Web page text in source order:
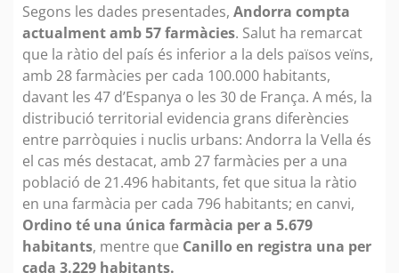
Segons les dades presentades, Andorra compta
actualment amb 57 farmàcies. Salut ha remarcat
que la ràtio del país és inferior a la dels països veïns,
amb 28 farmàcies per cada 100.000 habitants,
davant les 47 d’Espanya o les 30 de França. A més, la
distribució territorial evidencia grans diferències
entre parròquies i nuclis urbans: Andorra la Vella és
el cas més destacat, amb 27 farmàcies per a una
població de 21.496 habitants, fet que situa la ràtio
en una farmàcia per cada 796 habitants; en canvi,
Ordino té una única farmàcia per a 5.679
habitants, mentre que Canillo en registra una per
cada 3.229 habitants.